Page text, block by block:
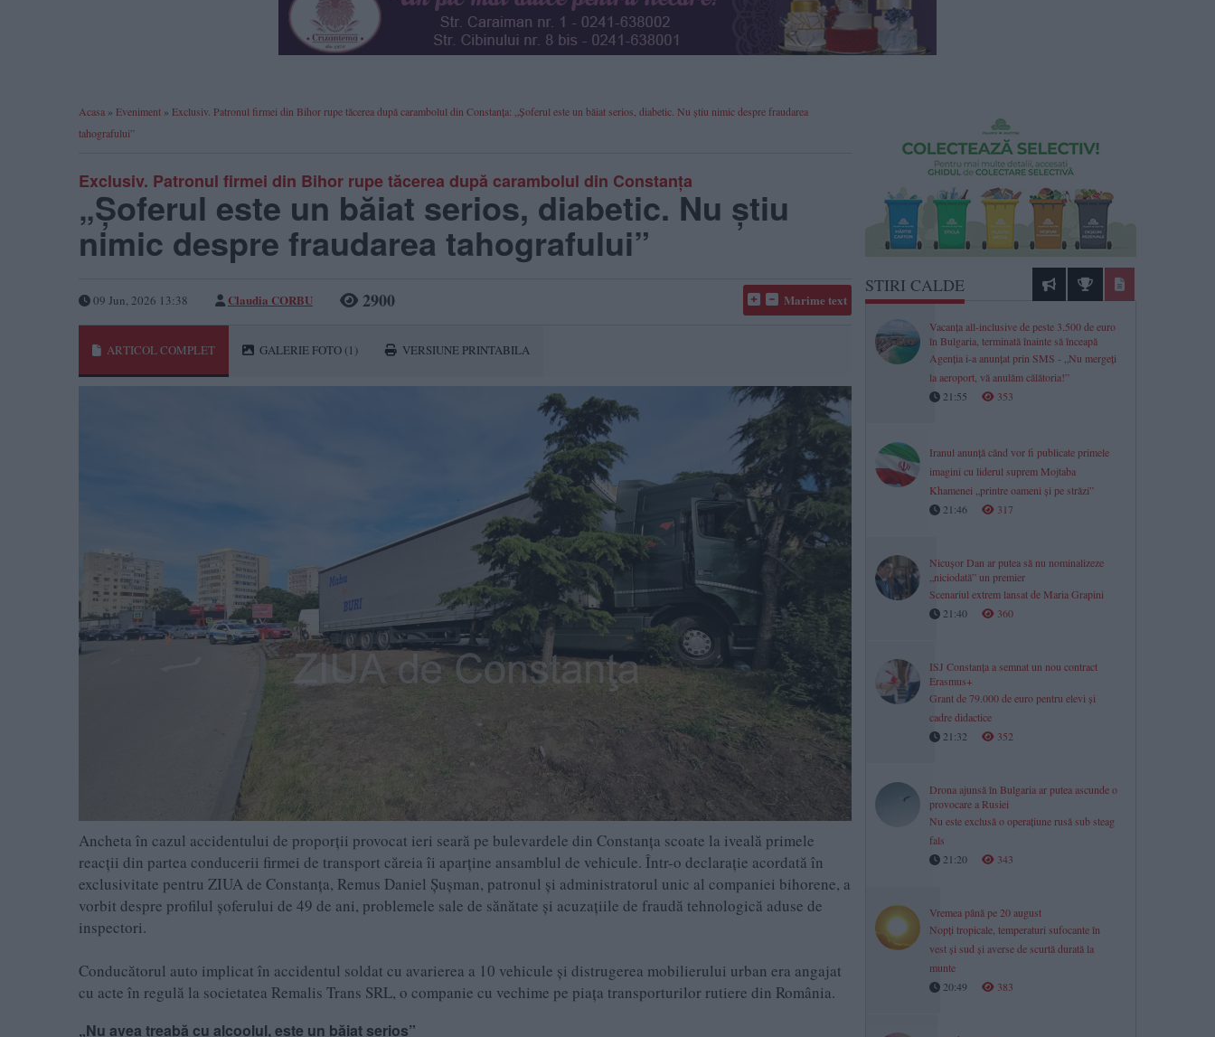
Acasa » Eveniment » Exclusiv. Patronul firmei din Bihor rupe tăcerea după carambolul din Constanța: „Șoferul este un băiat serios, diabetic. Nu știu nimic despre fraudarea
tahografului”
Exclusiv. Patronul firmei din Bihor rupe tăcerea după carambolul din Constanța
„Șoferul este un băiat serios, diabetic. Nu știu
nimic despre fraudarea tahografului”
09 Jun, 2026 13:38 Claudia CORBU 2900 Marime text
ARTICOL COMPLET GALERIE FOTO (1) VERSIUNE PRINTABILA
Ancheta în cazul accidentului de proporții provocat ieri seară pe bulevardele din Constanța scoate la iveală primele
reacții din partea conducerii firmei de transport căreia îi aparține ansamblul de vehicule. Într-o declarație acordată în
exclusivitate pentru ZIUA de Constanța, Remus Daniel Șușman, patronul și administratorul unic al companiei bihorene, a
vorbit despre profilul șoferului de 49 de ani, problemele sale de sănătate și acuzațiile de fraudă tehnologică aduse de
inspectori.
Conducătorul auto implicat în accidentul soldat cu avarierea a 10 vehicule și distrugerea mobilierului urban era angajat
cu acte în regulă la societatea Remalis Trans SRL, o companie cu vechime pe piața transporturilor rutiere din România.
„Nu avea treabă cu alcoolul, este un băiat serios”
STIRI CALDE
Vacanța all-inclusive de peste 3.500 de euro
în Bulgaria, terminată înainte să înceapă
Agenția i-a anunțat prin SMS - „Nu mergeți
la aeroport, vă anulăm călătoria!”
21:55
353
Iranul anunță când vor fi publicate primele
imagini cu liderul suprem Mojtaba
Khamenei „printre oameni şi pe străzi”
21:46
317
Nicușor Dan ar putea să nu nominalizeze
„niciodată” un premier
Scenariul extrem lansat de Maria Grapini
21:40
360
ISJ Constanța a semnat un nou contract
Erasmus+
Grant de 79.000 de euro pentru elevi și
cadre didactice
21:32
352
Drona ajunsă în Bulgaria ar putea ascunde o
provocare a Rusiei
Nu este exclusă o operațiune rusă sub steag
fals
21:20
343
Vremea până pe 20 august
Nopți tropicale, temperaturi sufocante în
vest și sud și averse de scurtă durată la
munte
20:49
383